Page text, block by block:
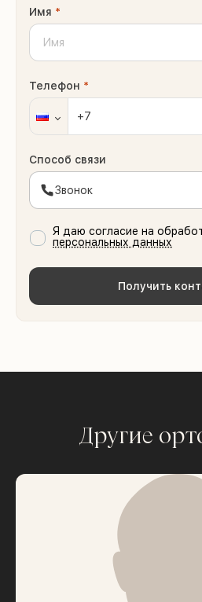
Имя *
Телефон *
Способ связи
Звонок
Я даю согласие на
персональных данных
Получить
Другие